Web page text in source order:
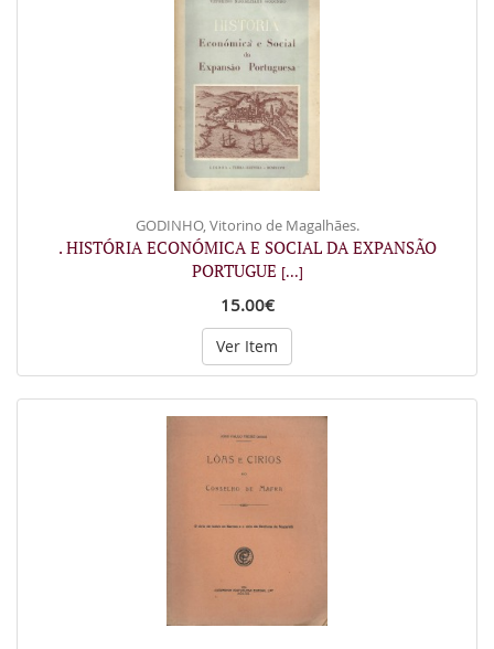
GODINHO, Vitorino de Magalhães.
. HISTÓRIA ECONÓMICA E SOCIAL DA EXPANSÃO
PORTUGUE [...]
15.00€
Ver Item